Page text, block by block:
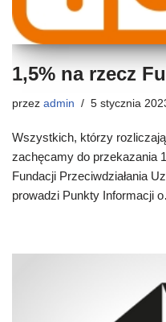
1,5% na rzecz
przez admin 5 stycznia
Wszystkich, którzy
zachęcamy do przekazania
Fundacji Przeciwdziałania
prowadzi Punkty Informacji